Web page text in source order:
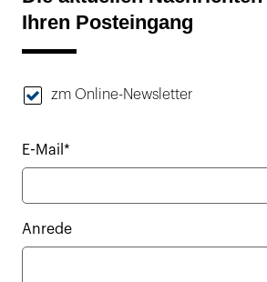
Ihren Posteingang
zm Online-Newsletter
E-Mail*
Anrede